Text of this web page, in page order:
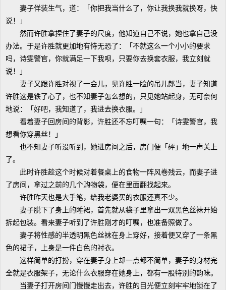
妻子佯装生气，道：「你把我当什么了，你让我换我就换呀，快
说！」
然而许胜拿捏住了妻子的尺度，他知道自己不说，她也拿自己没
办法。于是许胜就更加地有恃无恐了：「不就这么一个小小的要求
吗，诗雯警官，你就满足一下我呗，只要你去换套衣服，我立刻就
说！」
妻子又跟许胜对视了一会儿，见许胜一脸的吊儿郎当，妻子知道
许胜这是铁了心了，也不知妻子怎么想的，只见她站起身，无可奈何
地说：「好吧，我知道了，我进去换衣服。」
看着妻子回房间的背影，许胜还不忘叮嘱一句：「诗雯警官，我
想看你穿黑丝！」
也不知妻子听没听到，她进房间之后，房门便「砰」地一声关上
了。
此时许胜趁这个时候对着餐桌上的食物一阵风卷残云，而妻子进
了房间，拿过之前的几个购物袋，便在里面翻找起来。
许胜昨天也是大手笔，给我老婆买的衣服还真不少。
妻子脱下了身上的睡裙，首先就从袋子里拿出一双黑色丝袜开始
拆起包装。看来妻子听到了许胜刚才的叮嘱，也准备照做了。
妻子将性感的半透明黑色丝袜在身上穿好，接着便又穿了一条黑
色的裙子，上身是一件白色的衬衣。
这样简单的打扮，穿在妻子身上却一点都不简单，妻子的身材完
全就是衣服架子，无论什么衣服穿在她身上，都有一股特别的韵味。
当妻子打开房间门慢慢走出去，许胜的目光便立刻牢牢地锁在了